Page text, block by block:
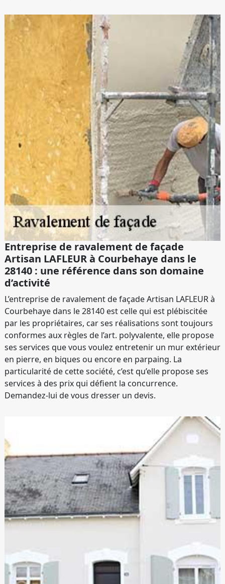
Entreprise de ravalement de façade
Artisan LAFLEUR à Courbehaye dans le
28140 : une référence dans son domaine
d’activité
L’entreprise de ravalement de façade Artisan LAFLEUR à
Courbehaye dans le 28140 est celle qui est plébiscitée
par les propriétaires, car ses réalisations sont toujours
conformes aux règles de l’art. polyvalente, elle propose
ses services que vous voulez entretenir un mur extérieur
en pierre, en biques ou encore en parpaing. La
particularité de cette société, c’est qu’elle propose ses
services à des prix qui défient la concurrence.
Demandez-lui de vous dresser un devis.